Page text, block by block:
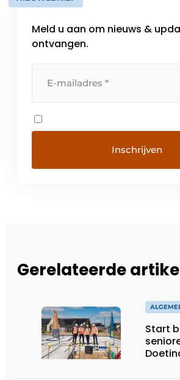
Meld u aan om nieuws &
ontvangen.
Gerelateerde
Start